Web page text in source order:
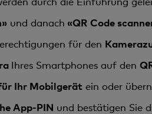
und danach «QR Code
für den
Ihres Smartphones auf den
Ihr Mobilgerätein oder
App-PIN und bestätigen Sie